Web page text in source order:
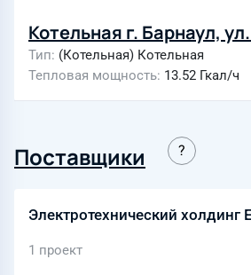
Котельная г. Барнаул,
Тип (Котельная) Котельная
Тепловая мощность 13.52 Гкал/ч
Поставщики
Электротехнический холдинг
1 проект